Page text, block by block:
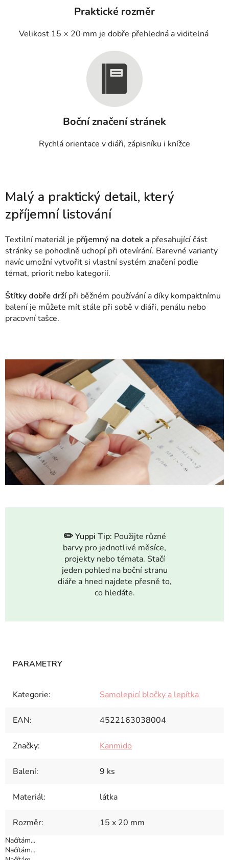
Praktické rozměr
Velikost 15 × 20 mm je dobře přehledná a viditelná
Boční značení stránek
Rychlá orientace v diáři, zápisníku i knížce
Malý a praktický detail, který
zpříjemní listování
Textilní materiál je příjemný na dotek a přesahující část
stránky se pohodlně uchopí při otevírání. Barevné varianty
navíc umožní vytvořit si vlastní systém značení podle
témat, priorit nebo kategorií.
Štítky dobře držípři běžném používání a díky kompaktnímu
balení je můžete mít stále při sobě v diáři, penálu nebo
pracovní tašce.
✏️ Yuppi Tip: Použijte různé
barvy pro jednotlivé měsíce,
projekty nebo témata. Stačí
jeden pohled na boční stranu
diáře a hned najdete přesně to,
co hledáte.
Kategorie: Samolepicí bločky a lepítka
EAN: 4522163038004
Značky: Kanmido
Balení: 9 ks
Materiál: látka
Rozměr: 15 x 20 mm
Načítám...
Načítám...